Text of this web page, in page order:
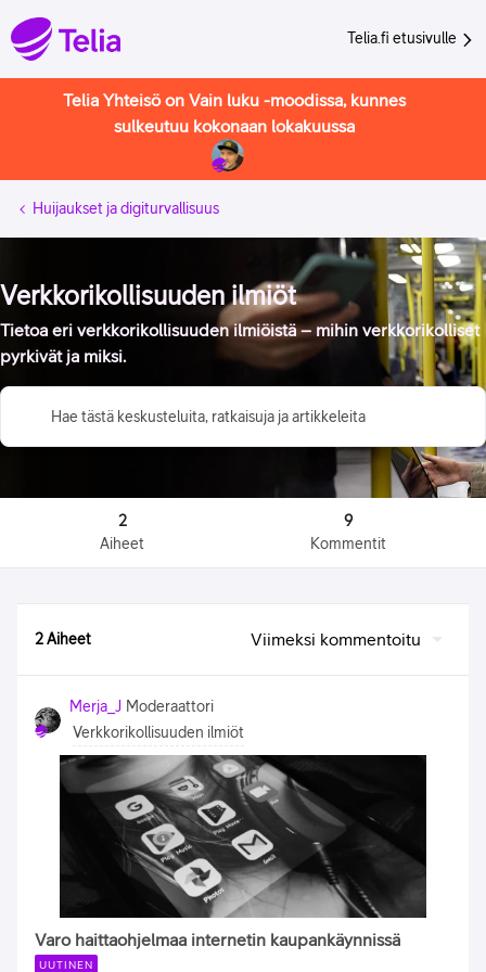
Telia.fi etusivulle
Telia Yhteisö on Vain luku -moodissa, kunnes
sulkeutuu kokonaan lokakuussa
Huijaukset ja digiturvallisuus
Verkkorikollisuuden ilmiöt
Tietoa eri verkkorikollisuuden ilmiöistä – mihin verkkorikolliset
pyrkivät ja miksi.
2
Aiheet
9
Kommentit
2 Aiheet Viimeksi kommentoitu
Merja_J Moderaattori
Verkkorikollisuuden ilmiöt
Varo haittaohjelmaa internetin kaupankäynnissä
UUTINEN